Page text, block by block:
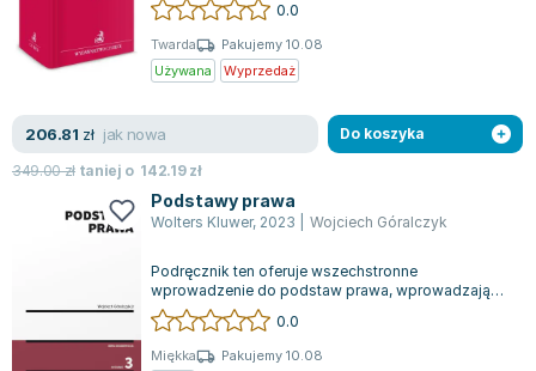
zbiorowym szko...0.0
Twarda
Pakujemy 10.08
Używana
Wyprzedaż
206.81 zł jak nowa
349.00zł taniej o 142.19zł
Do koszyka
Podstawy prawa
Wolters Kluwer, 2023 Wojciech Góralczyk
Podręcznik ten oferuje wszechstronne
wprowadzenie do podstaw prawa, wprowadzając
czytelnika w świat terminów i instytucji prawnicz...
0.0
Miękka
Pakujemy 10.08